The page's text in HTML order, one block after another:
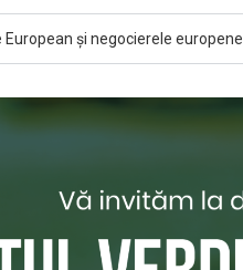
și negocierele europene